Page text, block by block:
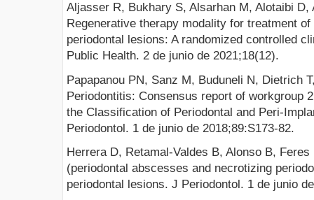
Aljasser R, Bukhary S, Alsarhan M, Alotaibi D,
Regenerative therapy modality for treatment
periodontal lesions: A randomized controlled
Public Health. 2 de junio de 2021;18(12).
Papapanou PN, Sanz M, Buduneli N, Dietrich
Periodontitis: Consensus report of workgroup
the Classification of Periodontal and Peri-
Periodontol. 1 de junio de 2018;89:S173-82.
Herrera D, Retamal-Valdes B, Alonso B,
(periodontal abscesses and necrotizing
periodontal lesions. J Periodontol. 1 de junio